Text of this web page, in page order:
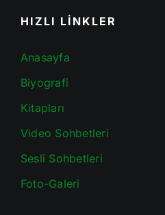
HIZLI LİNKLER
Anasayfa
Biyografi
Kitapları
Video Sohbetleri
Sesli Sohbetleri
Foto-Galeri